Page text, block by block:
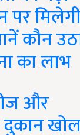
पर
कौन
का लाभ
और